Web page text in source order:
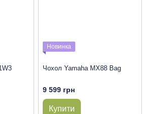
Новинка
Чохол Yamaha MX88 Bag
9 599 грн
Купити